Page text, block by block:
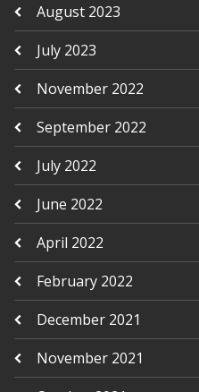
August 2023
July 2023
November 2022
September 2022
July 2022
June 2022
April 2022
February 2022
December 2021
November 2021